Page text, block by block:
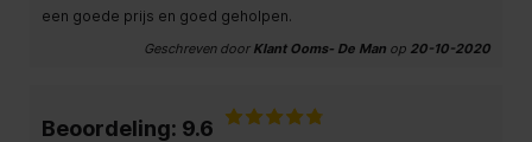
een goede prijs en goed geholpen.
Geschreven door Klant Ooms- De Man op 20-10-2020
Beoordeling: 9.6